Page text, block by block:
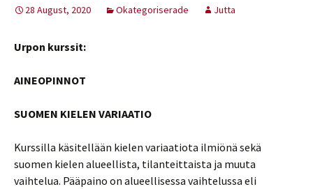
28 August, 2020 Okategoriserade Jutta
Urpon kurssit:
AINEOPINNOT
SUOMEN KIELEN VARIAATIO
Kurssilla käsitellään kielen variaatiota ilmiönä sekä
suomen kielen alueellista, tilanteittaista ja muuta
vaihtelua. Pääpaino on alueellisessa vaihtelussa eli